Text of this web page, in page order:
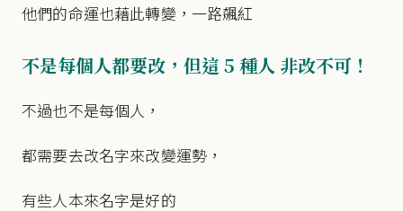
他們的命運也藉此轉變，一路飆紅
不是每個人都要改，但這 5 種人 非改不可！
不過也不是每個人，
都需要去改名字來改變運勢，
有些人本來名字是好的